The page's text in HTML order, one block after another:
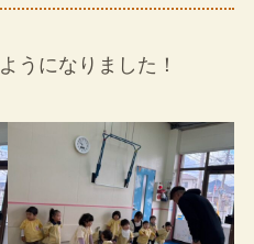
うになりました！